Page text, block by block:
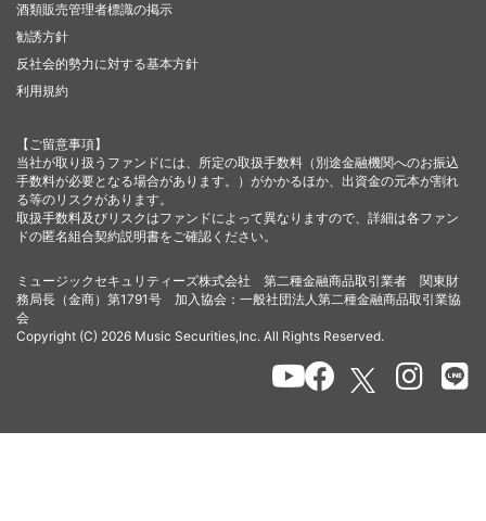
酒類販売管理者標識の掲示
勧誘方針
反社会的勢力に対する基本方針
利用規約
【ご留意事項】
当社が取り扱うファンドには、所定の取扱手数料（別途金融機関へのお振込
手数料が必要となる場合があります。）がかかるほか、出資金の元本が割れ
る等のリスクがあります。
取扱手数料及びリスクはファンドによって異なりますので、詳細は各ファン
ドの匿名組合契約説明書をご確認ください。
ミュージックセキュリティーズ株式会社 第二種金融商品取引業者 関東財
務局長（金商）第1791号 加入協会：一般社団法人第二種金融商品取引業協
会
Copyright (C) 2026 Music Securities,Inc. All Rights Reserved.